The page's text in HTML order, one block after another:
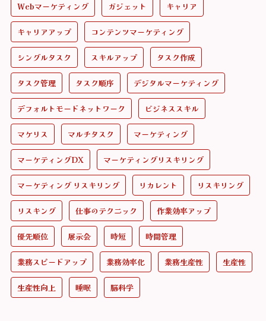
Webマーケティング ガジェット キャリア
キャリアアップ コンテンツマーケティング
シングルタスク スキルアップ タスク作成
タスク管理 タスク順序 デジタルマーケティング
デフォルトモードネットワーク ビジネススキル
マケリス マルチタスク マーケティング
マーケティングDX マーケティングリスキリング
マーケティング リスキリング リカレント リスキリング
リスキング 仕事のテクニック 作業効率アップ
優先順位 展示会 時短 時間管理
業務スピードアップ 業務効率化 業務生産性 生産性
生産性向上 睡眠 脳科学